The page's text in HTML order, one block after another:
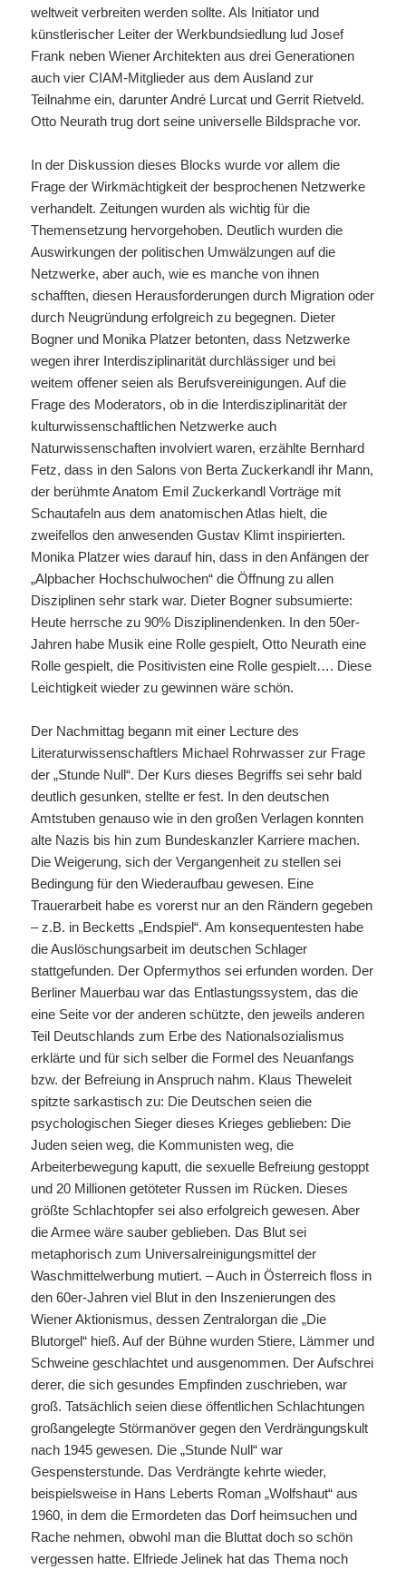
weltweit verbreiten werden sollte. Als Initiator und
künstlerischer Leiter der Werkbundsiedlung lud Josef
Frank neben Wiener Architekten aus drei Generationen
auch vier CIAM-Mitglieder aus dem Ausland zur
Teilnahme ein, darunter André Lurcat und Gerrit Rietveld.
Otto Neurath trug dort seine universelle Bildsprache vor.
In der Diskussion dieses Blocks wurde vor allem die
Frage der Wirkmächtigkeit der besprochenen Netzwerke
verhandelt. Zeitungen wurden als wichtig für die
Themensetzung hervorgehoben. Deutlich wurden die
Auswirkungen der politischen Umwälzungen auf die
Netzwerke, aber auch, wie es manche von ihnen
schafften, diesen Herausforderungen durch Migration oder
durch Neugründung erfolgreich zu begegnen. Dieter
Bogner und Monika Platzer betonten, dass Netzwerke
wegen ihrer Interdisziplinarität durchlässiger und bei
weitem offener seien als Berufsvereinigungen. Auf die
Frage des Moderators, ob in die Interdisziplinarität der
kulturwissenschaftlichen Netzwerke auch
Naturwissenschaften involviert waren, erzählte Bernhard
Fetz, dass in den Salons von Berta Zuckerkandl ihr Mann,
der berühmte Anatom Emil Zuckerkandl Vorträge mit
Schautafeln aus dem anatomischen Atlas hielt, die
zweifellos den anwesenden Gustav Klimt inspirierten.
Monika Platzer wies darauf hin, dass in den Anfängen der
„Alpbacher Hochschulwochen“ die Öffnung zu allen
Disziplinen sehr stark war. Dieter Bogner subsumierte:
Heute herrsche zu 90% Disziplinendenken. In den 50er-
Jahren habe Musik eine Rolle gespielt, Otto Neurath eine
Rolle gespielt, die Positivisten eine Rolle gespielt…. Diese
Leichtigkeit wieder zu gewinnen wäre schön.
Der Nachmittag begann mit einer Lecture des
Literaturwissenschaftlers Michael Rohrwasser zur Frage
der „Stunde Null“. Der Kurs dieses Begriffs sei sehr bald
deutlich gesunken, stellte er fest. In den deutschen
Amtstuben genauso wie in den großen Verlagen konnten
alte Nazis bis hin zum Bundeskanzler Karriere machen.
Die Weigerung, sich der Vergangenheit zu stellen sei
Bedingung für den Wiederaufbau gewesen. Eine
Trauerarbeit habe es vorerst nur an den Rändern gegeben
– z.B. in Becketts „Endspiel“. Am konsequentesten habe
die Auslöschungsarbeit im deutschen Schlager
stattgefunden. Der Opfermythos sei erfunden worden. Der
Berliner Mauerbau war das Entlastungssystem, das die
eine Seite vor der anderen schützte, den jeweils anderen
Teil Deutschlands zum Erbe des Nationalsozialismus
erklärte und für sich selber die Formel des Neuanfangs
bzw. der Befreiung in Anspruch nahm. Klaus Theweleit
spitzte sarkastisch zu: Die Deutschen seien die
psychologischen Sieger dieses Krieges geblieben: Die
Juden seien weg, die Kommunisten weg, die
Arbeiterbewegung kaputt, die sexuelle Befreiung gestoppt
und 20 Millionen getöteter Russen im Rücken. Dieses
größte Schlachtopfer sei also erfolgreich gewesen. Aber
die Armee wäre sauber geblieben. Das Blut sei
metaphorisch zum Universalreinigungsmittel der
Waschmittelwerbung mutiert. – Auch in Österreich floss in
den 60er-Jahren viel Blut in den Inszenierungen des
Wiener Aktionismus, dessen Zentralorgan die „Die
Blutorgel“ hieß. Auf der Bühne wurden Stiere, Lämmer und
Schweine geschlachtet und ausgenommen. Der Aufschrei
derer, die sich gesundes Empfinden zuschrieben, war
groß. Tatsächlich seien diese öffentlichen Schlachtungen
großangelegte Störmanöver gegen den Verdrängungskult
nach 1945 gewesen. Die „Stunde Null“ war
Gespensterstunde. Das Verdrängte kehrte wieder,
beispielsweise in Hans Leberts Roman „Wolfshaut“ aus
1960, in dem die Ermordeten das Dorf heimsuchen und
Rache nehmen, obwohl man die Bluttat doch so schön
vergessen hatte. Elfriede Jelinek hat das Thema noch